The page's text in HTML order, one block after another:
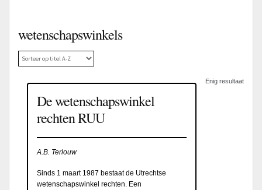
wetenschapswinkels
Enig resultaat
De wetenschapswinkel
rechten RUU
A.B. Terlouw
Sinds 1 maart 1987 bestaat de Utrechtse
wetenschapswinkel rechten. Een